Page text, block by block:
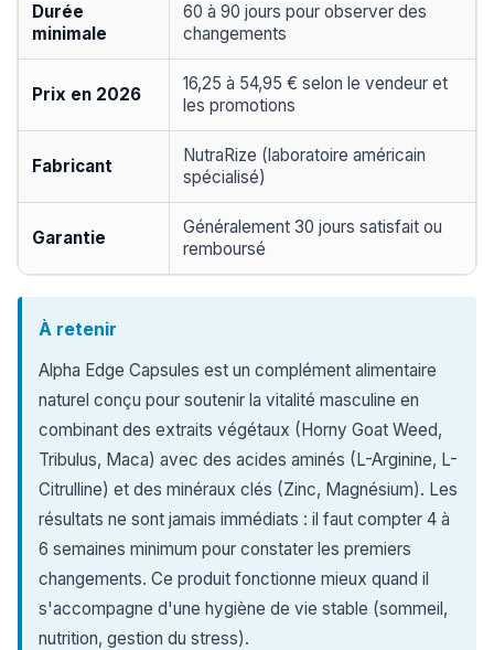
Durée
minimale
60 à 90 jours pour observer des
changements
Prix en 2026
16,25 à 54,95 € selon le vendeur et
les promotions
Fabricant
NutraRize (laboratoire américain
spécialisé)
Garantie
Généralement 30 jours satisfait ou
remboursé
À retenir
Alpha Edge Capsules est un complément alimentaire
naturel conçu pour soutenir la vitalité masculine en
combinant des extraits végétaux (Horny Goat Weed,
Tribulus, Maca) avec des acides aminés (L-Arginine, L-
Citrulline) et des minéraux clés (Zinc, Magnésium). Les
résultats ne sont jamais immédiats : il faut compter 4 à
6 semaines minimum pour constater les premiers
changements. Ce produit fonctionne mieux quand il
s'accompagne d'une hygiène de vie stable (sommeil,
nutrition, gestion du stress).